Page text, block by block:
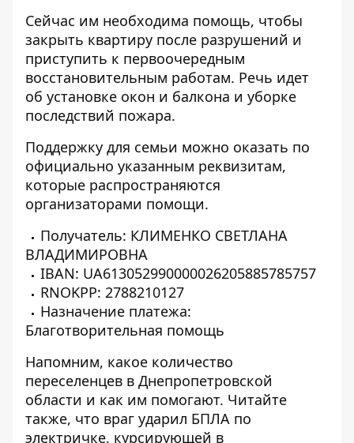
Сейчас им необходима помощь, чтобы
закрыть квартиру после разрушений и
приступить к первоочередным
восстановительным работам. Речь идет
об установке окон и балкона и уборке
последствий пожара.
Поддержку для семьи можно оказать по
официально указанным реквизитам,
которые распространяются
организаторами помощи.
Получатель: КЛИМЕНКО СВЕТЛАНА
ВЛАДИМИРОВНА
IBAN: UA613052990000026205885785757
RNOKPP: 2788210127
Назначение платежа:
Благотворительная помощь
Напомним, какое количество
переселенцев в Днепропетровской
области и как им помогают. Читайте
также, что враг ударил БПЛА по
электричке, курсирующей в